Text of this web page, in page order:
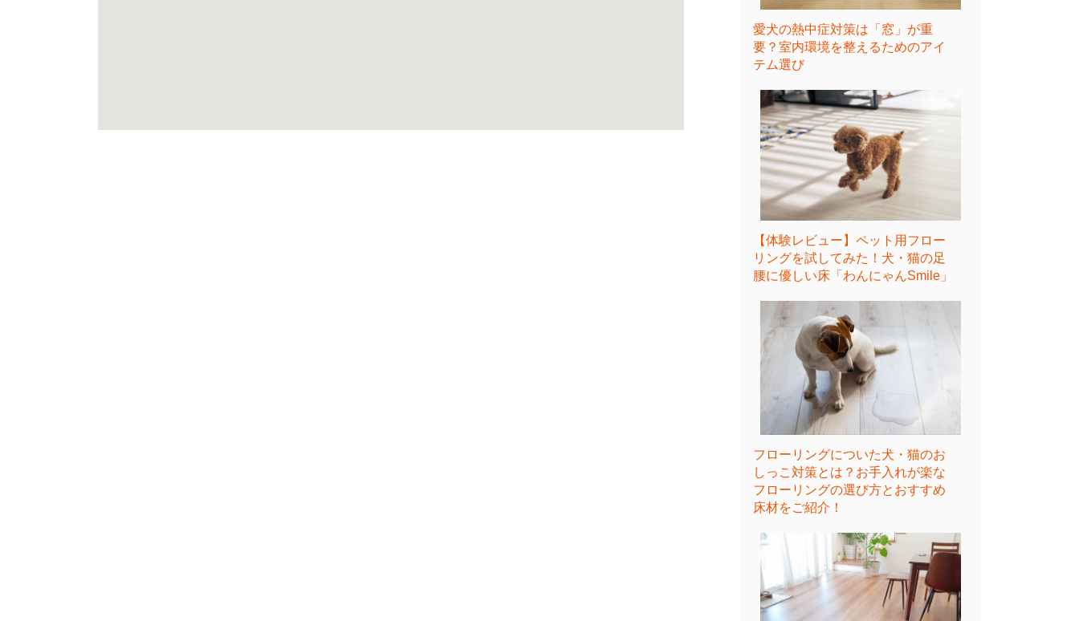
愛犬の熱中症対策は「窓」が重
要？室内環境を整えるためのアイ
テム選び
【体験レビュー】ペット用フロー
リングを試してみた！犬・猫の足
腰に優しい床「わんにゃんSmile」
フローリングについた犬・猫のお
しっこ対策とは？お手入れが楽な
フローリングの選び方とおすすめ
床材をご紹介！